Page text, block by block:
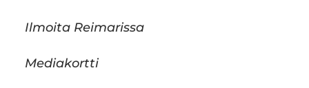
Ilmoita Reimarissa
Mediakortti